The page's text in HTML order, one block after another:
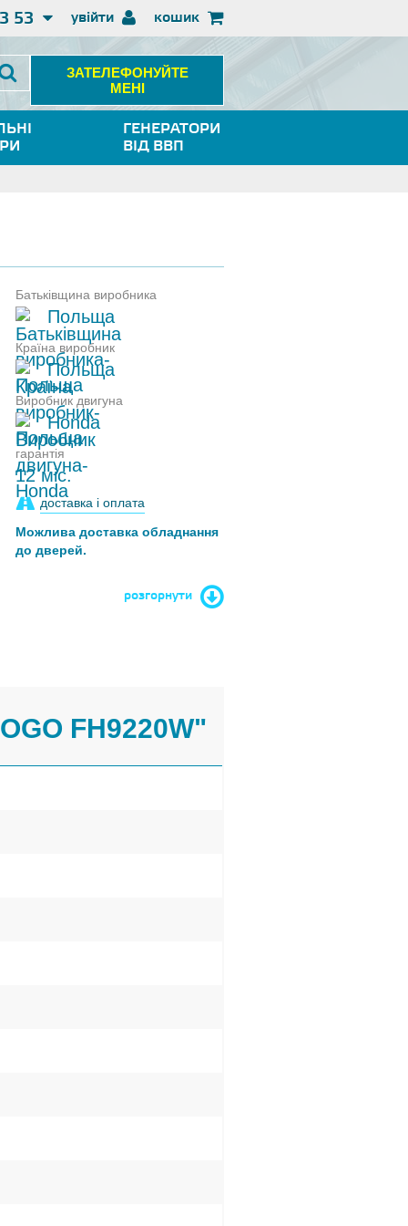
увійти
53 кошик
ЗАТЕЛЕФОНУЙТЕ
МЕНІ
ГЕНЕРАТОРИ
ВІД ВВП
Батьківщина виробника
Польща
Країна виробник
Польща
Виробник двигуна
Honda
гарантія
12 міс.
доставка і оплата
Можлива доставка обладнання
до дверей.
розгорнути
FH9220W"